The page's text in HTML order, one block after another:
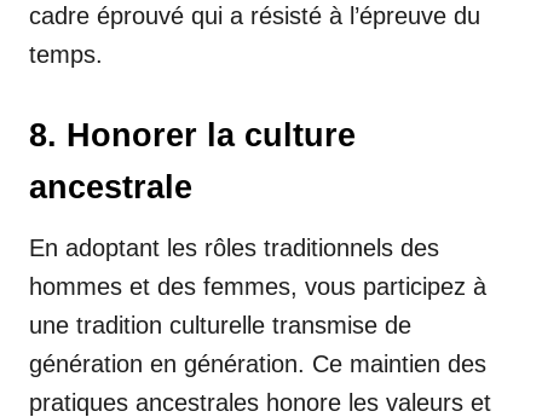
cadre éprouvé qui a résisté à l’épreuve du
temps.
8. Honorer la culture
ancestrale
En adoptant les rôles traditionnels des
hommes et des femmes, vous participez à
une tradition culturelle transmise de
génération en génération. Ce maintien des
pratiques ancestrales honore les valeurs et